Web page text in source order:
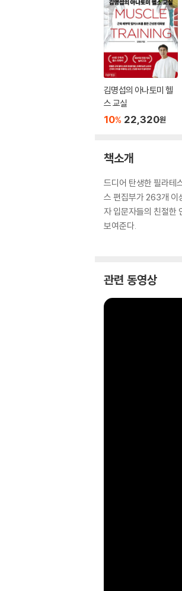
김명섭의 아나토미 헬
스 교실
10% 22,320원
책소개
드디어 탄생한 필라테
스 편집부가 263개 이
자 입문자들의 친절한
보여준다.
관련 동영상